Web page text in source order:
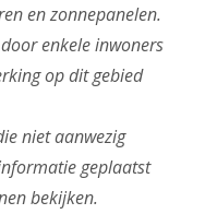
en zonnepanelen.
enkele inwoners
op dit gebied
niet aanwezig
geplaatst
bekijken.